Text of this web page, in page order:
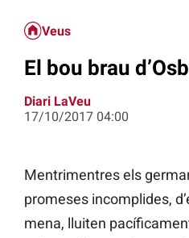
Veus
El bou brau
Diari LaVeu
17/10/2017 04:00
Mentrimentres els
promeses incomplides,
mena, lluiten